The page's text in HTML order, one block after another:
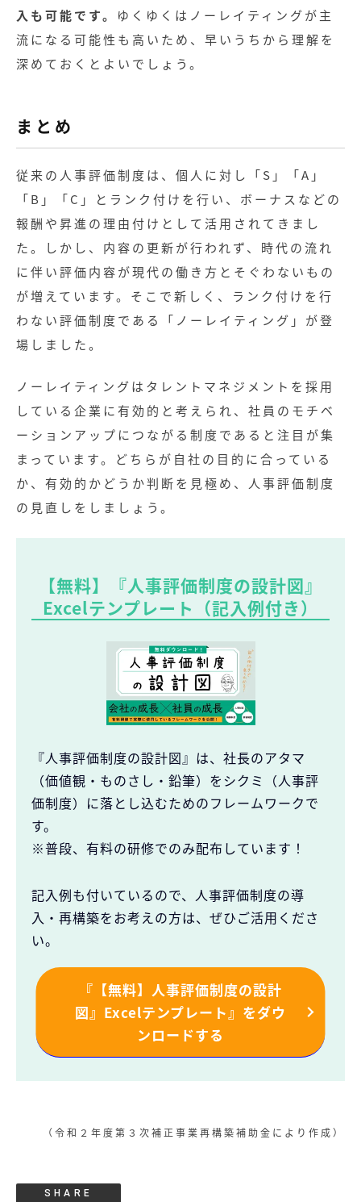
入も可能です。 ゆくゆくはノーレイティングが主
流になる可能性も高いため、早いうちから理解を
深めておくとよいでしょう。
まとめ
従来の人事評価制度は、個人に対し「S」「A」
「B」「C」とランク付けを行い、ボーナスなどの
報酬や昇進の理由付けとして活用されてきまし
た。しかし、内容の更新が行われず、時代の流れ
に伴い評価内容が現代の働き方とそぐわないもの
が増えています。そこで新しく、ランク付けを行
わない評価制度である「ノーレイティング」が登
場しました。
ノーレイティングはタレントマネジメントを採用
している企業に有効的と考えられ、社員のモチベ
ーションアップにつながる制度であると注目が集
まっています。どちらが自社の目的に合っている
か、有効的かどうか判断を見極め、人事評価制度
の見直しをしましょう。
【無料】『人事評価制度の設計図』
Excelテンプレート（記入例付き）
『人事評価制度の設計図』は、社長のアタマ
（価値観・ものさし・鉛筆）をシクミ（人事評
価制度）に落とし込むためのフレームワークで
す。
※普段、有料の研修でのみ配布しています！
記入例も付いているので、人事評価制度の導
入・再構築をお考えの方は、ぜひご活用くださ
い。
『【無料】人事評価制度の設計
図』Excelテンプレート』をダウ
ンロードする
（令和２年度第３次補正事業再構築補助金により作成）
SHARE